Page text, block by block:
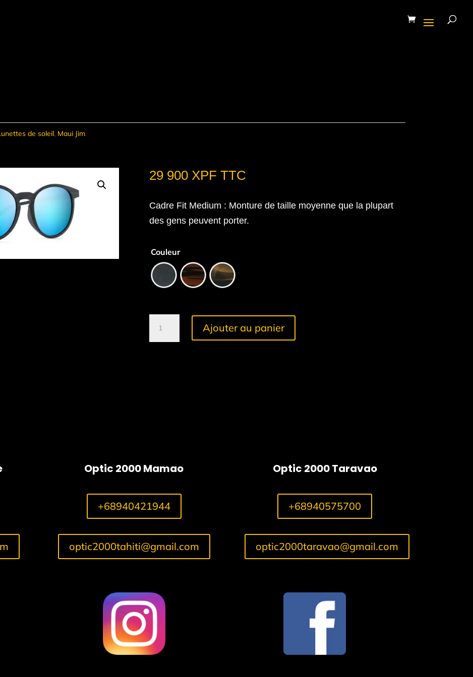
de soleil, Maui Jim
29 900 XPF TTC
Cadre Fit Medium : Monture de taille moyenne que la plupart
des gens peuvent porter.
Couleur
Ajouter au panier
Optic 2000 Mamao
+68940421944
optic2000tahiti@gmail.com
Optic 2000 Taravao
+68940575700
optic2000taravao@gmail.com